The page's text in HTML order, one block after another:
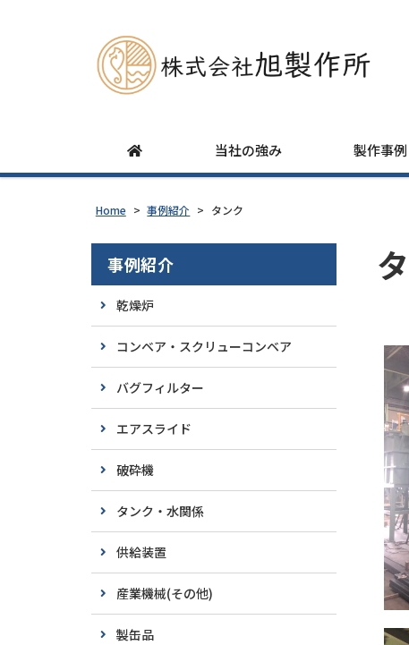
当社の強み 製作事例
Home > 事例紹介 > タンク
事例紹介
乾燥炉
コンベア・スクリューコンベア
バグフィルター
エアスライド
破砕機
タンク・水関係
供給装置
産業機械(その他)
製缶品